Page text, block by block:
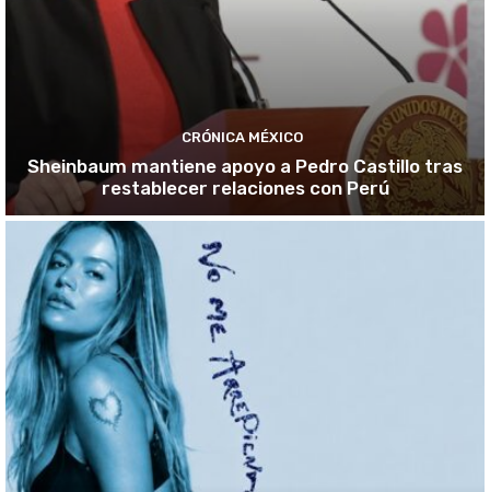
CRÓNICA MÉXICO
Sheinbaum mantiene apoyo a Pedro Castillo tras
restablecer relaciones con Perú